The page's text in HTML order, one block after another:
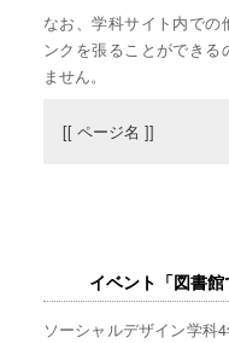
なお、学科サイト内での
ンクを張ることができ
ません。
[[ ページ名 ]]
イベント「図書
ソーシャルデザイン学科